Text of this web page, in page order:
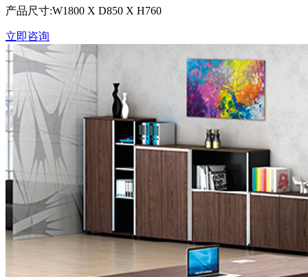
产品尺寸:W1800 X D850 X H760
立即咨询